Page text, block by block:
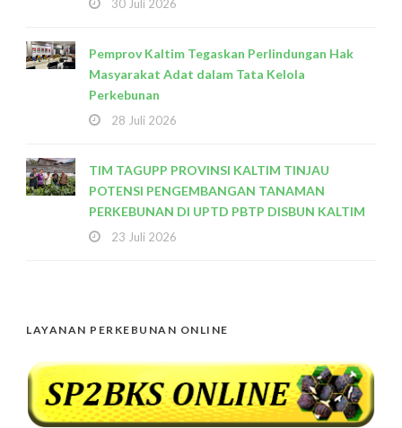
30 Juli 2026
Pemprov Kaltim Tegaskan Perlindungan Hak
Masyarakat Adat dalam Tata Kelola
Perkebunan
28 Juli 2026
TIM TAGUPP PROVINSI KALTIM TINJAU
POTENSI PENGEMBANGAN TANAMAN
PERKEBUNAN DI UPTD PBTP DISBUN KALTIM
23 Juli 2026
LAYANAN PERKEBUNAN ONLINE